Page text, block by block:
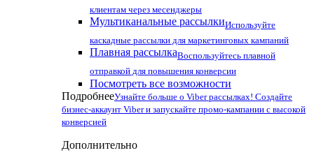
клиентам через месенджеры
Мультиканальные рассылкиИспользуйте
каскадные рассылки для маркетинговых кампаний
Плавная рассылкаВоспользуйтесь плавной
отправкой для повышения конверсии
Посмотреть все возможности
ПодробнееУзнайте больше о Viber рассылках! Создайте
бизнес-аккаунт Viber и запускайте промо-кампании с высокой
конверсией
Дополнительно